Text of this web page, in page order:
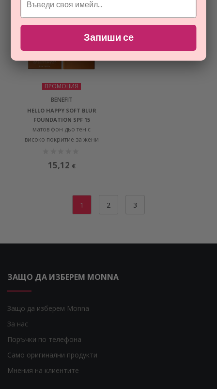
ПРОМОЦИЯ
BENEFIT
HELLO HAPPY SOFT BLUR
FOUNDATION SPF 15
матов фон дьо тен с
високо покритие за жени
15,12 €
1 2 3
ЗАЩО ДА ИЗБЕРЕМ MONNA
Защо да изберем Monna
За нас
Поръчки по телефона
Само оригинални продукти
Мнения на клиентите
Запиши се